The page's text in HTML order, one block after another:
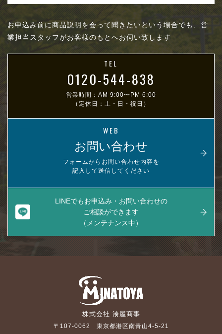
お申込み前に商品説明を会って聞きたいという場合でも、営
業担当スタッフがお客様のもとへお伺い致します
TEL
0120-544-838
営業時間：AM 9:00〜PM 6:00
（定休日：土・日・祝日）
WEB
お問い合わせ
フォームからお問い合わせ内容を
記入して送信してください
LINEでもお申込み・お問い合わせの
ご相談ができます
（メンテナンス中）
株式会社 湊屋商事
〒107-0062 東京都港区南青山4-5-21